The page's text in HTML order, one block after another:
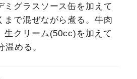
ミグラスソース缶を加えて
まで混ぜながら煮る。牛肉
生クリーム(50cc)を加えて
温める。